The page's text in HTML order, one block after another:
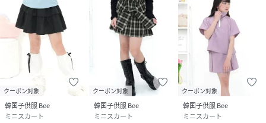
クーポン対象
韓国子供服 Bee
ミニスカート
クーポン対象
韓国子供服 Bee
ミニスカート
クーポン対象
韓国子供服 Bee
ミニスカート